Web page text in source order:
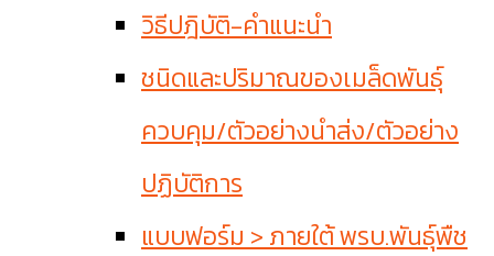
วิธีปฎิบัติ-คำแนะนำ
ชนิดและปริมาณของเมล็ดพันธุ์
ควบคุม/ตัวอย่างนำส่ง/ตัวอย่าง
ปฏิบัติการ
แบบฟอร์ม > ภายใต้ พรบ.พันธุ์พืช